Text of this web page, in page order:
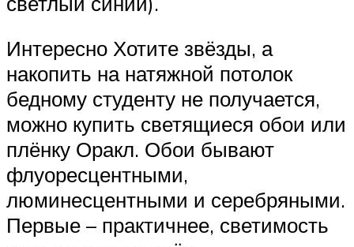
Интересно Хотите звёзды, а
накопить на натяжной потолок
бедному студенту не получается,
можно купить светящиеся обои или
плёнку Оракл. Обои бывают
флуоресцентными,
люминесцентными и серебряными.
Первые – практичнее, светимость